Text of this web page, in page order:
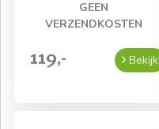
GEEN
VERZENDKOSTEN
119,- Bekijk